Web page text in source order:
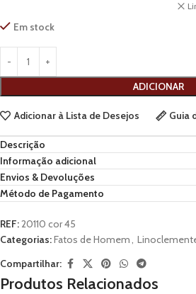
Em stock
ADICIONAR
Adicionar à Lista de Desejos Guia
Descrição
Informação adicional
Envios & Devoluções
Método de Pagamento
REF:20110 cor 45
Categorias:Fatos de Homem,
Compartilhar:
Produtos Relacionados